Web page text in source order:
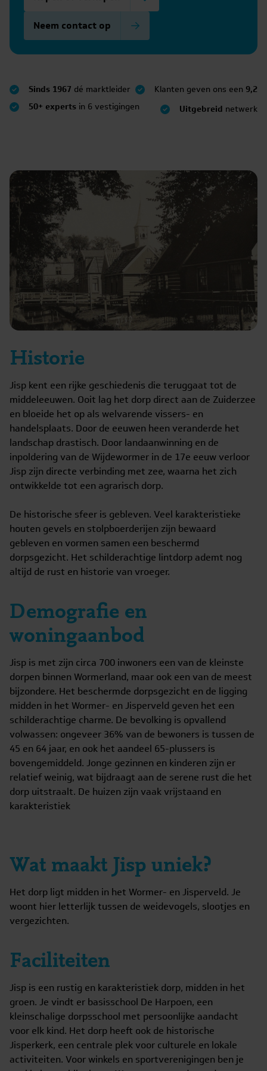
Neem contact op
Sinds 1967 dé marktleider Klanten geven ons een 9,2
50+ experts in 6 vestigingen Uitgebreid netwerk
Historie
Jisp kent een rijke geschiedenis die teruggaat tot de
middeleeuwen. Ooit lag het dorp direct aan de Zuiderzee
en bloeide het op als welvarende vissers- en
handelsplaats. Door de eeuwen heen veranderde het
landschap drastisch. Door landaanwinning en de
inpoldering van de Wijdewormer in de 17e eeuw verloor
Jisp zijn directe verbinding met zee, waarna het zich
ontwikkelde tot een agrarisch dorp.
De historische sfeer is gebleven. Veel karakteristieke
houten gevels en stolpboerderijen zijn bewaard
gebleven en vormen samen een beschermd
dorpsgezicht. Het schilderachtige lintdorp ademt nog
altijd de rust en historie van vroeger.
Demografie en
woningaanbod
Jisp is met zijn circa 700 inwoners een van de kleinste
dorpen binnen Wormerland, maar ook een van de meest
bijzondere. Het beschermde dorpsgezicht en de ligging
midden in het Wormer- en Jisperveld geven het een
schilderachtige charme. De bevolking is opvallend
volwassen: ongeveer 36% van de bewoners is tussen de
45 en 64 jaar, en ook het aandeel 65-plussers is
bovengemiddeld. Jonge gezinnen en kinderen zijn er
relatief weinig, wat bijdraagt aan de serene rust die het
dorp uitstraalt. De huizen zijn vaak vrijstaand en
karakteristiek
Wat maakt Jisp uniek?
Het dorp ligt midden in het Wormer- en Jisperveld. Je
woont hier letterlijk tussen de weidevogels, slootjes en
vergezichten.
Faciliteiten
Jisp is een rustig en karakteristiek dorp, midden in het
groen. Je vindt er basisschool De Harpoen, een
kleinschalige dorpsschool met persoonlijke aandacht
voor elk kind. Het dorp heeft ook de historische
Jisperkerk, een centrale plek voor culturele en lokale
activiteiten. Voor winkels en sportverenigingen ben je